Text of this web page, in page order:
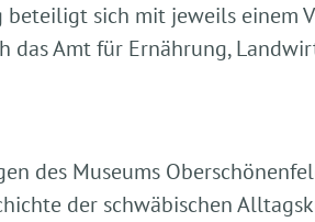
beteiligt sich mit jeweils einem
das Amt für Ernährung,
des Museums
der schwäbischen